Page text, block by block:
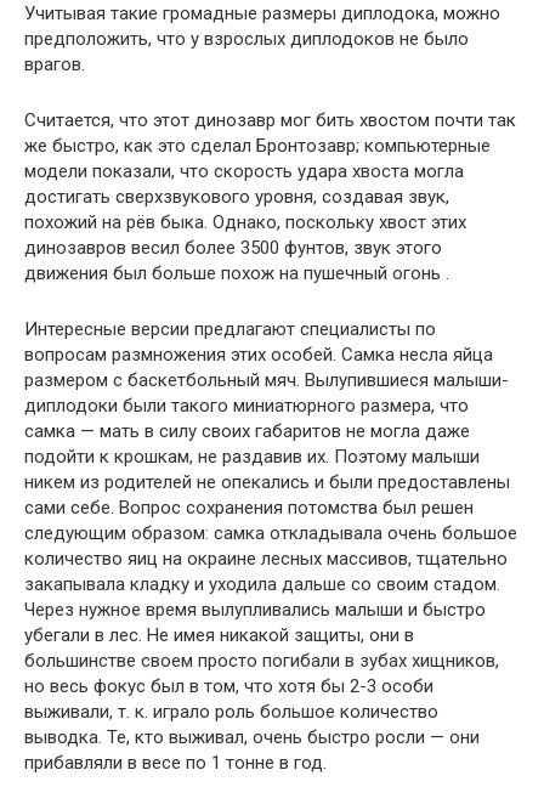
Учитывая такие громадные размеры диплодока, можно
предположить, что у взрослых диплодоков не было
врагов.
Считается, что этот динозавр мог бить хвостом почти так
же быстро, как это сделал Бронтозавр; компьютерные
модели показали, что скорость удара хвоста могла
достигать сверхзвукового уровня, создавая звук,
похожий на рёв быка. Однако, поскольку хвост этих
динозавров весил более 3500 фунтов, звук этого
движения был больше похож на пушечный огонь .
Интересные версии предлагают специалисты по
вопросам размножения этих особей. Самка несла яйца
размером с баскетбольный мяч. Вылупившиеся малыши-
диплодоки были такого миниатюрного размера, что
самка — мать в силу своих габаритов не могла даже
подойти к крошкам, не раздавив их. Поэтому малыши
никем из родителей не опекались и были предоставлены
сами себе. Вопрос сохранения потомства был решен
следующим образом: самка откладывала очень большое
количество яиц на окраине лесных массивов, тщательно
закапывала кладку и уходила дальше со своим стадом.
Через нужное время вылупливались малыши и быстро
убегали в лес. Не имея никакой защиты, они в
большинстве своем просто погибали в зубах хищников,
но весь фокус был в том, что хотя бы 2-3 особи
выживали, т. к. играло роль большое количество
выводка. Те, кто выживал, очень быстро росли — они
прибавляли в весе по 1 тонне в год.